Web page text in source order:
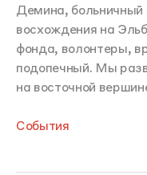
Демина, больничный
восхождения на
фонда, волонтеры,
подопечный. Мы
на восточной
События